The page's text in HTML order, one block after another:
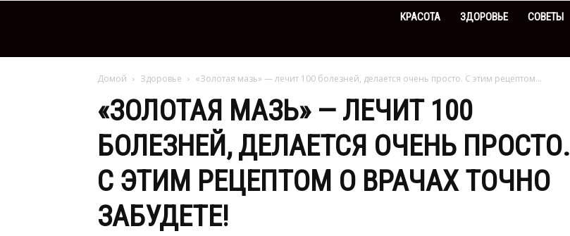
КРАСОТА ЗДОРОВЬЕ СОВЕТЫ
Домой Здоровье «Золотая мазь» — лечит 100 болезней, делается очень просто. С этим рецептом...
«ЗОЛОТАЯ МАЗЬ» — ЛЕЧИТ 100
БОЛЕЗНЕЙ, ДЕЛАЕТСЯ ОЧЕНЬ ПРОСТО.
С ЭТИМ РЕЦЕПТОМ О ВРАЧАХ ТОЧНО
ЗАБУДЕТЕ!